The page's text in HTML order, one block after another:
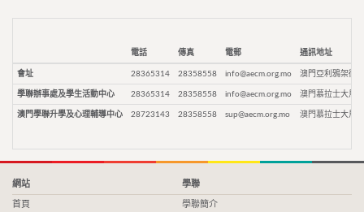
電話 傳真 電郵 通訊地址
會址 28365314 28358558 info@aecm.org.mo 澳門亞利鴉架街9
學聯辦事處及學生活動中心 28365314 28358558 info@aecm.org.mo 澳門慕拉士大馬
澳門學聯升學及心理輔導中心 28723143 28358558 sup@aecm.org.mo 澳門慕拉士大馬
網站
首頁
學聯
學聯簡介